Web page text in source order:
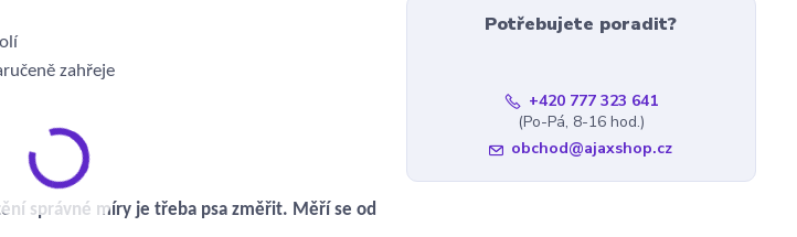
zahřeje
správné míry je třeba psa změřit. Měří se od
Potřebujete poradit?
+420 777 323 641
(Po-Pá, 8-16 hod.)
obchod@ajaxshop.cz